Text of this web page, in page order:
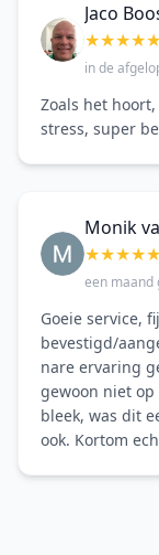
Jaco
★★★★★
in de
Zoals het
stress, super
Monik
★★★★★
een maand
Goeie service,
bevestigd/
nare ervaring
gewoon niet
bleek, was dit
ook. Kortom